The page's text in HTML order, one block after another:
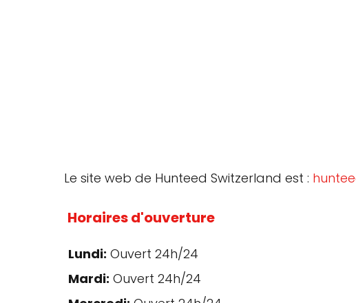
Le site web de Hunteed Switzerland est :
Horaires d'ouverture
Lundi: Ouvert 24h/24
Mardi: Ouvert 24h/24